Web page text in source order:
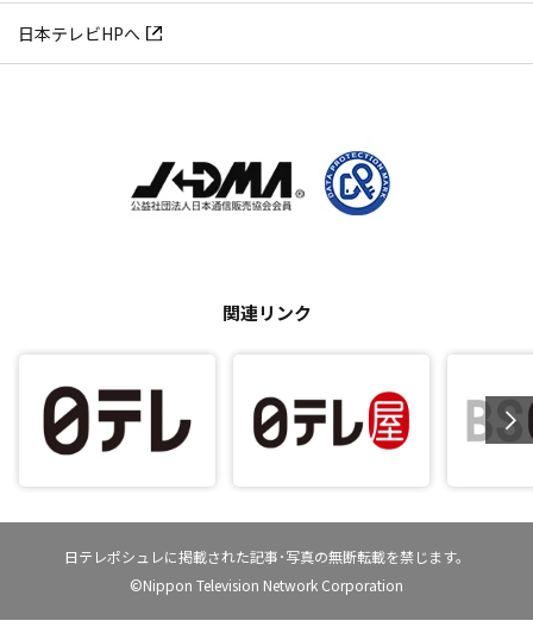
日本テレビHPへ
関連リンク
日テレポシュレに掲載された記事･写真の無断転載を禁じます。
©Nippon Television Network Corporation